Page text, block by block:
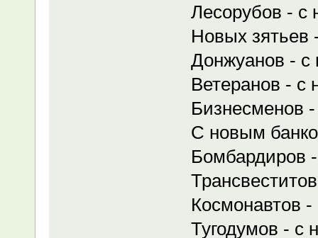
Лесорубов - с
Новых зятьев
Донжуанов - с
Ветеранов - с
Бизнесменов
С новым
Бомбардиров
Космонавтов
Тугодумов - с